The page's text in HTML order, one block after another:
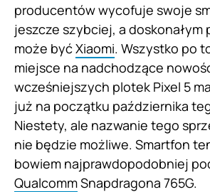
producentów wycofuje swoje
jeszcze szybciej, a doskonałym
może byćXiaomi. Wszystko po
miejsce na nadchodzące
wcześniejszych plotek Pixel 5
już na początku października
Niestety, ale nazwanie tego
nie będzie możliwe. Smartfon
bowiem najprawdopodobniej
QualcommSnapdragona 765G.